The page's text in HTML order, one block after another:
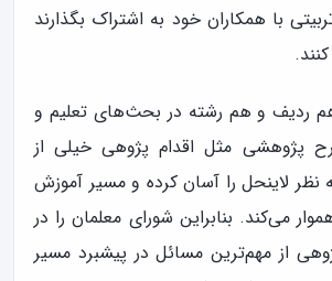
با همکاران خود به اشتراک بگذارند
ردیف و هم رشته در بحث‌های تعلیم و
پژوهشی مثل اقدام پژوهی خیلی از
لاینحل را آسان کرده و مسیر آموزش
می‌کند. بنابراین شورای معلمان را در
از مهم‌ترین مسائل در پیشبرد مسیر